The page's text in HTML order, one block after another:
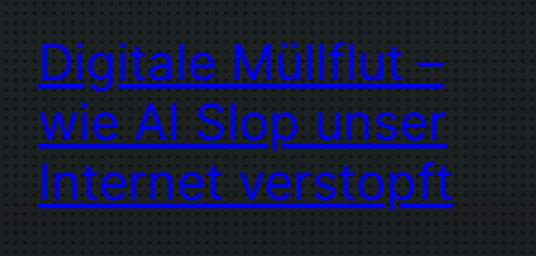
Digitale Müllflut –
wie AI Slop unser
Internet verstopft